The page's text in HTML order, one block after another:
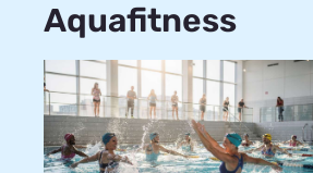
Aquafitness